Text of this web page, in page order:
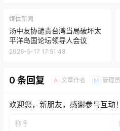
媒体新闻
汤中友协谴责台湾当局破坏太
平洋岛国论坛领导人会议
2026-5-17 17:51:48
0 条回复 A 文章作者 M 管理员
欢迎您，新朋友，感谢参与互动！